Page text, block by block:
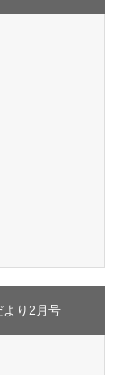
より2月号